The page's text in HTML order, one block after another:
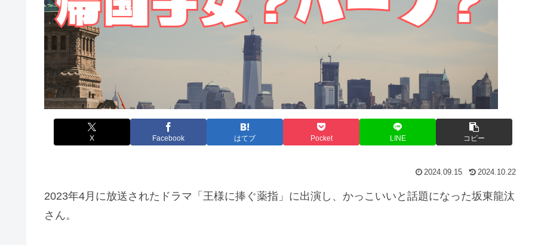
X Facebook はてブ Pocket LINE コピー
2024.09.15 2024.10.22
2023年4月に放送されたドラマ「王様に捧ぐ薬指」に出演し、かっこいいと話題になった坂東龍汰
さん。